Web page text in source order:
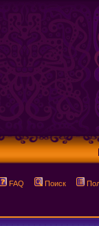
FAQ Поиск